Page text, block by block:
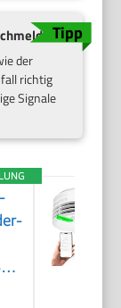
der
richtig
Signale